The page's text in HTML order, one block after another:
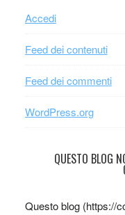
Accedi
Feed dei contenuti
Feed dei commenti
WordPress.org
QUESTO BLOG
Questo blog (https://